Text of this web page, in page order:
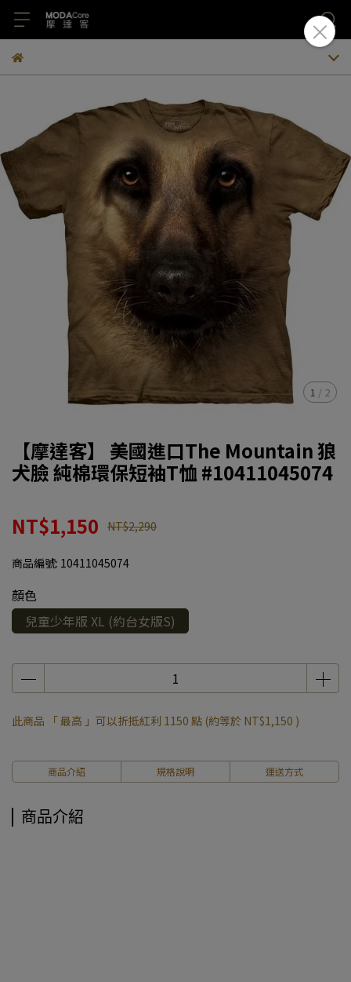
1 / 2
【摩達客】 美國進口The Mountain 狼
犬臉 純棉環保短袖T恤 #10411045074
NT$1,150 NT$2,290
商品編號: 10411045074
顏色
兒童少年版 XL (約台女版S)
此商品 「 最高 」可以折抵紅利 1150 點 (約等於 NT$1,150 )
商品介紹 規格說明 運送方式
商品介紹